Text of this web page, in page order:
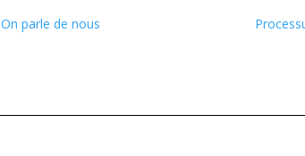
On parle de nous